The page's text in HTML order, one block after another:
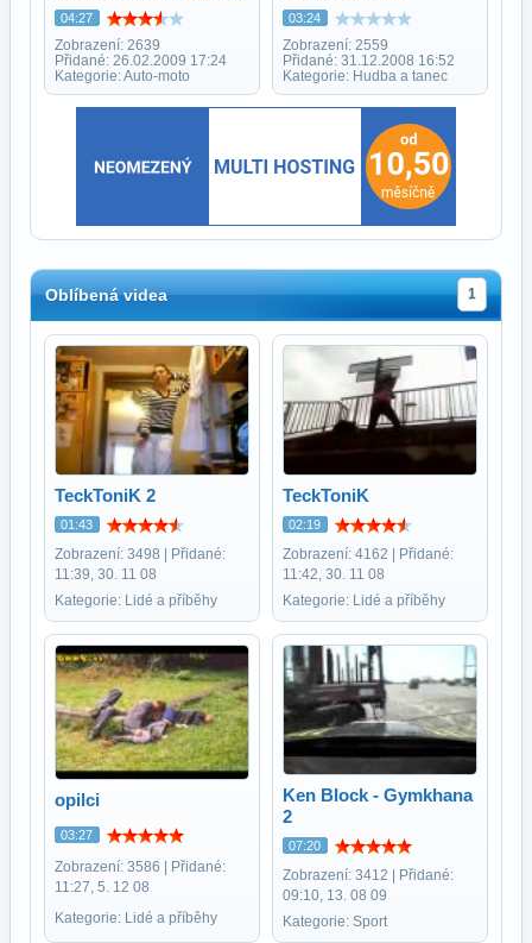
04:27
Zobrazení: 2639
Přidané: 26.02.2009 17:24
Kategorie: Auto-moto
03:24
Zobrazení: 2559
Přidané: 31.12.2008 16:52
Kategorie: Hudba a tanec
Oblíbená videa 1
TeckToniK 2
01:43
Zobrazení: 3498 | Přidané:
11:39, 30. 11 08
Kategorie: Lidé a příběhy
TeckToniK
02:19
Zobrazení: 4162 | Přidané:
11:42, 30. 11 08
Kategorie: Lidé a příběhy
opilci
03:27
Zobrazení: 3586 | Přidané:
11:27, 5. 12 08
Kategorie: Lidé a příběhy
Ken Block - Gymkhana
2
07:20
Zobrazení: 3412 | Přidané:
09:10, 13. 08 09
Kategorie: Sport